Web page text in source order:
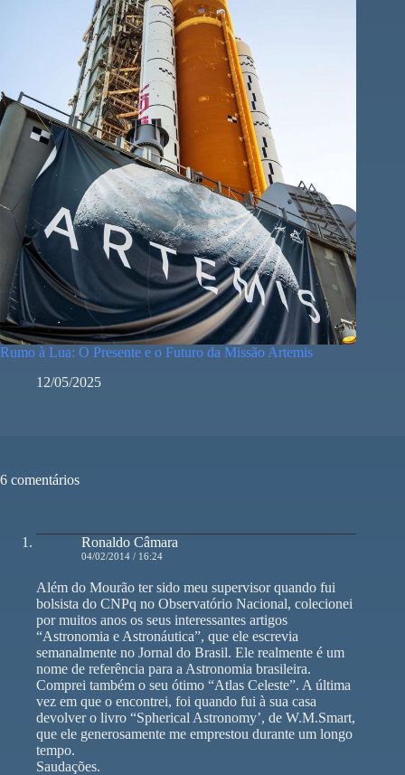
Rumo à Lua: O Presente e o Futuro da Missão Artemis
12/05/2025
6 comentários
Ronaldo Câmara
04/02/2014 / 16:24
Além do Mourão ter sido meu supervisor quando fui
bolsista do CNPq no Observatório Nacional, colecionei
por muitos anos os seus interessantes artigos
“Astronomia e Astronáutica”, que ele escrevia
semanalmente no Jornal do Brasil. Ele realmente é um
nome de referência para a Astronomia brasileira.
Comprei também o seu ótimo “Atlas Celeste”. A última
vez em que o encontrei, foi quando fui à sua casa
devolver o livro “Spherical Astronomy’, de W.M.Smart,
que ele generosamente me emprestou durante um longo
tempo.
Saudações.